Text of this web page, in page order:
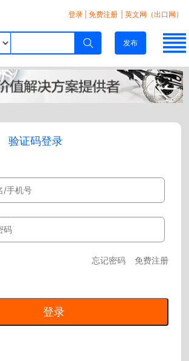
登录 免费注册 | 英文网（出口网）
发布
验证码登录
忘记密码 免费注册